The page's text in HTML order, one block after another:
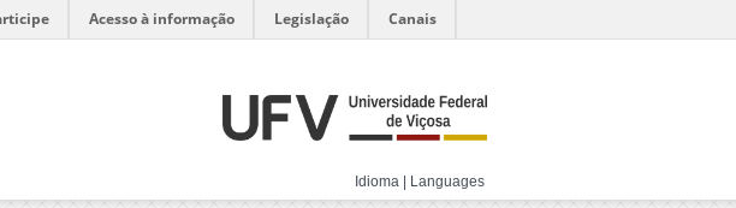
Acesso à informação Legislação Canais
Idioma | Languages